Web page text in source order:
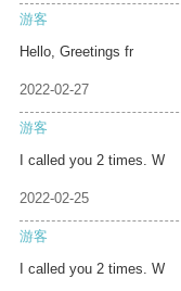
游客
Hello, Greetings fr
2022-02-27
游客
I called you 2 times. W
2022-02-25
游客
I called you 2 times. W